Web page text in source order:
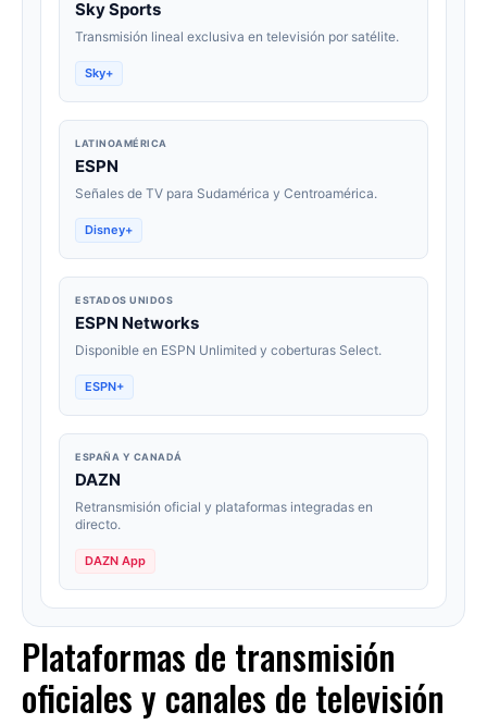
Plataformas de transmisión
oficiales y canales de televisión